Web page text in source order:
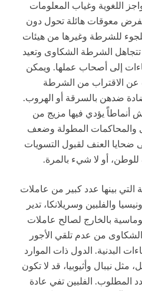
اللغوية وغياب المعلومات
معوقات هائلة تحول دون
للشرطة وغيرها من هيئات
الشرطة الشكاوى وتعيد
إلى أصحاب عملها. ويمكن
عن الاقتراب من الشرطة
ضدهن بالسرقة أو الهروب.
أنماطاًَ يؤدي فيها مزيج من
والمحاكمات المطولة وضعف
ضحايا العنف لقبول التسويات
للوطن، أو لا شيء بالمرة.
بينها عدد كبير من عاملات
والفلبين وسريلانكا، تدير
بالخارج لصالح عاملات
من عدم تلقي الأجور
البدنية. الدول ذات الموارد
مثل نيبال وأثيوبيا، قد لا تكون
المطلوب. الفلبين تفي عادة